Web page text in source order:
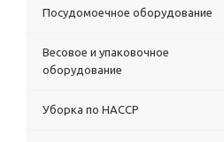
Посудомоечное оборудование
Весовое и упаковочное
оборудование
Уборка по HACCP